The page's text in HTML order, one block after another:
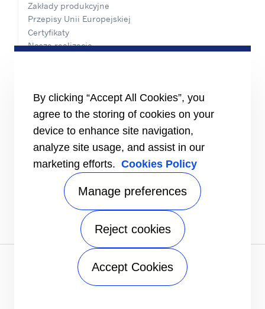
Zakłady produkcyjne
Przepisy Unii Europejskiej
Certyfikaty
Nasze realizacje
MATERIAŁY ŹRÓDŁOWE
Broszury
Filmy
Dostawcy
Inwestorzy
Informacja o ochronie prywatności | Warunki korzystania
Warunki sprzedaży|Realizowanie Strategii Podatkowej
|Mapa strony
By clicking “Accept All Cookies”, you
agree to the storing of cookies on your
device to enhance site navigation,
analyze site usage, and assist in our
marketing efforts. Cookies Policy
Manage preferences
Reject cookies
Accept Cookies